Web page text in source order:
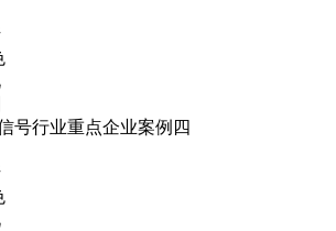
号行业重点企业案例四